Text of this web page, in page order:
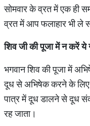
सोमवार के व्रत में एक ही
व्रत में आप फलाहार भी ले
शिव जी की पूजा में न करें ये
भगवान शिव की पूजा में
दूध से अभिषेक करने के
पात्र में दूध डालने से दूध
रह जाता।